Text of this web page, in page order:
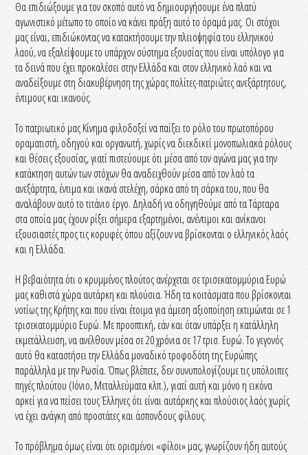
Θα επιδιώξουμε για τον σκοπό αυτό να δημιουργήσουμε ένα πλατύ
αγωνιστικό μέτωπο το οποίο να κάνει πράξη αυτό το όραμά μας. Οι στόχοι
μας είναι, επιδιώκοντας να κατακτήσουμε την πλειοψηφία του ελληνικού
λαού, να εξαλείψουμε το υπάρχον σύστημα εξουσίας που είναι υπόλογο για
τα δεινά που έχει προκαλέσει στην Ελλάδα και στον ελληνικό λαό και να
αναδείξουμε στη διακυβέρνηση της χώρας πολίτες-πατριώτες ανεξάρτητους,
έντιμους και ικανούς.
Το πατριωτικό μας Κίνημα φιλοδοξεί να παίξει το ρόλο του πρωτοπόρου
οραματιστή, οδηγού και οργανωτή, χωρίς να διεκδικεί μονοπωλιακά ρόλους
και θέσεις εξουσίας, γιατί πιστεύουμε ότι μέσα από τον αγώνα μας για την
κατάκτηση αυτών των στόχων θα αναδειχθούν μέσα από τον λαό τα
ανεξάρτητα, έντιμα και ικανά στελέχη, σάρκα από τη σάρκα του, που θα
αναλάβουν αυτό το τιτάνιο έργο. Δηλαδή να οδηγηθούμε από τα Τάρταρα
στα οποία μας έχουν ρίξει σήμερα εξαρτημένοι, ανέντιμοι και ανίκανοι
εξουσιαστές προς τις κορυφές όπου αξίζουν να βρίσκονται ο ελληνικός λαός
και η Ελλάδα.
Η βεβαιότητα ότι ο κρυμμένος πλούτος ανέρχεται σε τρισεκατομμύρια Ευρώ
μας καθιστά χώρα αυτάρκη και πλούσια. Ήδη τα κοιτάσματα που βρίσκονται
νοτίως της Κρήτης και που είναι έτοιμα για άμεση αξιοποίηση εκτιμώνται σε 1
τρισεκατομμύριο Ευρώ. Με προοπτική, εάν και όταν υπάρξει η κατάλληλη
εκμετάλλευση, να ανέλθουν μέσα σε 20 χρόνια σε 17 τρισ. Ευρώ. Το γεγονός
αυτό θα καταστήσει την Ελλάδα μοναδικό τροφοδότη της Ευρώπης
παράλληλα με την Ρωσία. Όπως βλέπετε, δεν συνυπολογίζουμε τις υπόλοιπες
πηγές πλούτου (Ιόνιο, Μεταλλεύματα κλπ.), γιατί αυτή και μόνο η εικόνα
αρκεί για να πείσει τους Έλληνες ότι είναι αυτάρκης και πλούσιος λαός χωρίς
να έχει ανάγκη από προστάτες και άσπονδους φίλους.
Το πρόβλημα όμως είναι ότι ορισμένοι «φίλοι» μας, γνωρίζουν ήδη αυτούς